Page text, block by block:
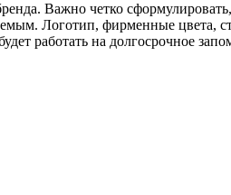
Важно четко
Логотип, фирменные цвета,
работать на долгосрочное